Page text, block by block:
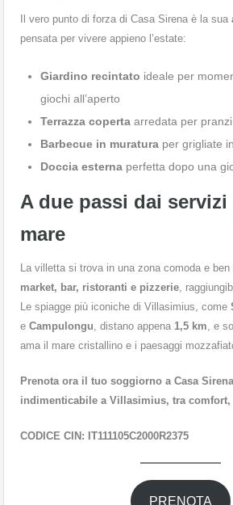
Il vero punto di forza di Casa Sirena è la sua
pensata per vivere appieno l’estate:
Giardino recintato ideale per
giochi all’aperto
Terrazza coperta arredata per
Barbecue in muratura per grigliate
Doccia esterna perfetta dopo una
A due passi dai servizi
mare
La villetta si trova in una zona comoda e ben
market, bar, ristoranti e pizzerie,
Le spiagge più iconiche di Villasimius, come
e Campulongu, distano appena 1,5 km, e
ama il mare cristallino e i paesaggi
Prenota ora il tuo soggiorno a Casa
indimenticabile a Villasimius, tra comfort,
CODICE CIN: IT111105C2000R2375
PRENOTA